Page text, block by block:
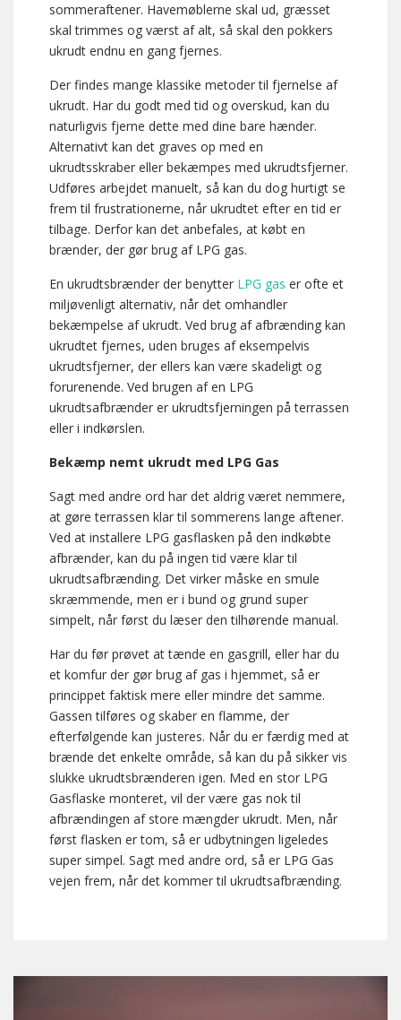
sommeraftener. Havemøblerne skal ud, græsset
skal trimmes og værst af alt, så skal den pokkers
ukrudt endnu en gang fjernes.
Der findes mange klassike metoder til fjernelse af
ukrudt. Har du godt med tid og overskud, kan du
naturligvis fjerne dette med dine bare hænder.
Alternativt kan det graves op med en
ukrudtsskraber eller bekæmpes med ukrudtsfjerner.
Udføres arbejdet manuelt, så kan du dog hurtigt se
frem til frustrationerne, når ukrudtet efter en tid er
tilbage. Derfor kan det anbefales, at købt en
brænder, der gør brug af LPG gas.
En ukrudtsbrænder der benytter LPG gas er ofte et
miljøvenligt alternativ, når det omhandler
bekæmpelse af ukrudt. Ved brug af afbrænding kan
ukrudtet fjernes, uden bruges af eksempelvis
ukrudtsfjerner, der ellers kan være skadeligt og
forurenende. Ved brugen af en LPG
ukrudtsafbrænder er ukrudtsfjerningen på terrassen
eller i indkørslen.
Bekæmp nemt ukrudt med LPG Gas
Sagt med andre ord har det aldrig været nemmere,
at gøre terrassen klar til sommerens lange aftener.
Ved at installere LPG gasflasken på den indkøbte
afbrænder, kan du på ingen tid være klar til
ukrudtsafbrænding. Det virker måske en smule
skræmmende, men er i bund og grund super
simpelt, når først du læser den tilhørende manual.
Har du før prøvet at tænde en gasgrill, eller har du
et komfur der gør brug af gas i hjemmet, så er
princippet faktisk mere eller mindre det samme.
Gassen tilføres og skaber en flamme, der
efterfølgende kan justeres. Når du er færdig med at
brænde det enkelte område, så kan du på sikker vis
slukke ukrudtsbrænderen igen. Med en stor LPG
Gasflaske monteret, vil der være gas nok til
afbrændingen af store mængder ukrudt. Men, når
først flasken er tom, så er udbytningen ligeledes
super simpel. Sagt med andre ord, så er LPG Gas
vejen frem, når det kommer til ukrudtsafbrænding.